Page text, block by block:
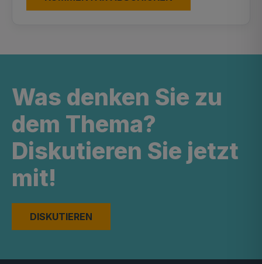
Was denken Sie zu
dem Thema?
Diskutieren Sie jetzt
mit!
DISKUTIEREN